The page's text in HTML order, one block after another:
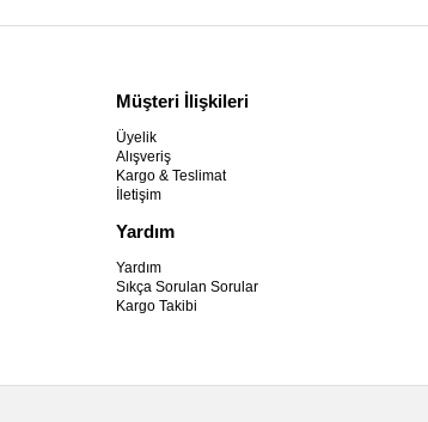
Müşteri İlişkileri
Üyelik
Alışveriş
Kargo & Teslimat
İletişim
Yardım
Yardım
Sıkça Sorulan Sorular
Kargo Takibi